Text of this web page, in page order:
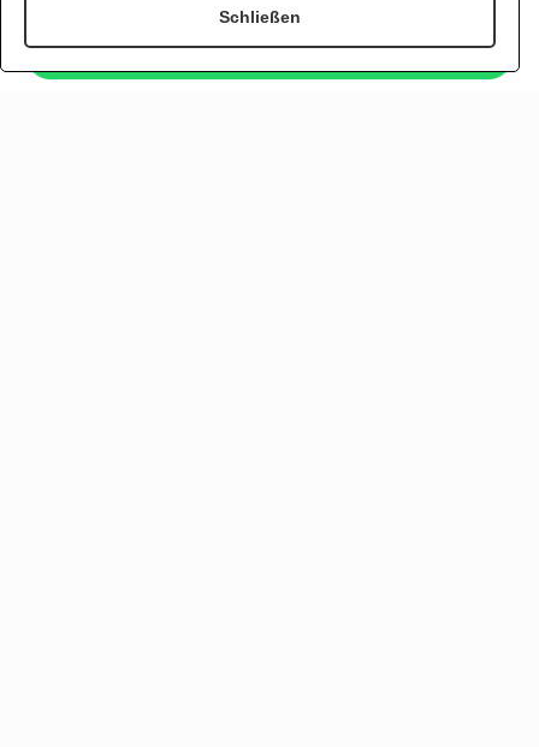
Schließen
Jetzt per WhatsApp bestellen